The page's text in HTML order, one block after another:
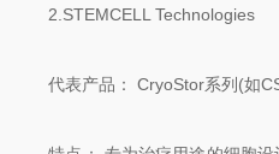
2.STEMCELL Technologies
代表产品： CryoStor系列(如